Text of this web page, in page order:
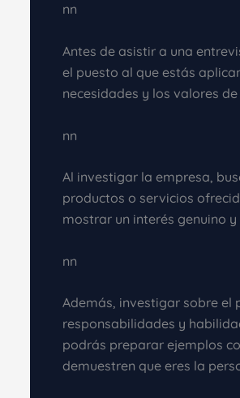
nn
Antes de asistir a una
el puesto al que estás
necesidades y los valores
nn
Al investigar la empresa,
productos o servicios
mostrar un interés genuino
nn
Además, investigar sobre el
responsabilidades y
podrás preparar ejemplos
demuestren que eres la